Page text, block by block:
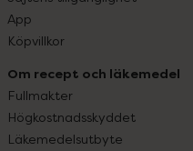
App
Köpvillkor
Om recept och läkemedel
Fullmakter
Högkostnadsskyddet
Läkemedelsutbyte